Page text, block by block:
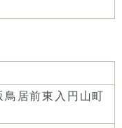
居前東入円山町